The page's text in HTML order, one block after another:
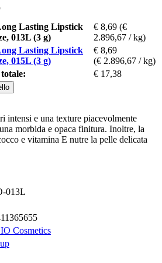
Lasting Lipstick
013L (3 g)
€ 8,69 (€
2.896,67 / kg)
Lasting Lipstick
015L (3 g)
€ 8,69
(€ 2.896,67 / kg)
€ 17,38
intensi e una texture piacevolmente
morbida e opaca finitura. Inoltre, la
e vitamina E nutre la pelle delicata
013L
Cosmetics